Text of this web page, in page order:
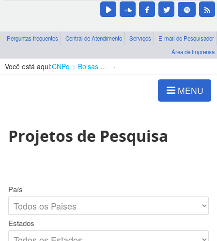
Perguntas frequentes Central de Atendimento Serviços
E-mail do Pesquisador
Área de imprensa
Você está aqui:CNPq Bolsas e Auxílios Vigentes
MENU
Projetos de Pesquisa
País
Estados